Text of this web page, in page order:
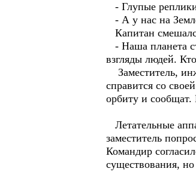
- Глупые
- А у нас на
Капитан
- Наша планета
взгляды людей.
Заместитель,
справится со
орбиту и сообщат.
Летательные
заместитель
Командир
существования,